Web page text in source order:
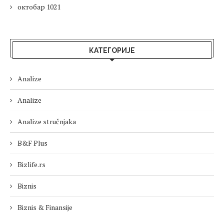
октобар 1021
КАТЕГОРИЈЕ
Analize
Analize
Analize stručnjaka
B&F Plus
Bizlife.rs
Biznis
Biznis & Finansije